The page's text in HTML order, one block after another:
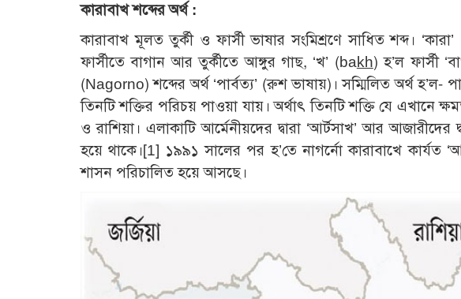
কারাবাখ শব্দের অর্থ :
কারাবাখ মূলত তুর্কী ও ফার্সী ভাষার সংমিশ্রণে সাধিত শব্দ।
ফার্সীতে বাগান আর তুর্কীতে আঙ্গুর গাছ, ‘খ’ (bakh) হ’ল ফার্সী
(Nagorno) শব্দের অর্থ ‘পার্বত্য’ (রুশ ভাষায়)। সম্মিলিত অর্থ
তিনটি শক্তির পরিচয় পাওয়া যায়। অর্থাৎ তিনটি শক্তি যে এখানে
ও রাশিয়া। এলাকাটি আর্মেনীয়দের দ্বারা ‘আর্টসাখ’ আর আজারীদের
হয়ে থাকে।[1] ১৯৯১ সালের পর হ’তে নাগর্নো কারাবাখে কার্যত
শাসন পরিচালিত হয়ে আসছে।